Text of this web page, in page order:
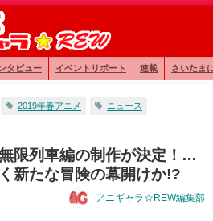
タビュー イベントリポート 連載 さいたま
2019年春アニメ ニュース
限列車編の制作が決定！…
新たな冒険の幕開けか!?
アニギャラ☆REW編集部